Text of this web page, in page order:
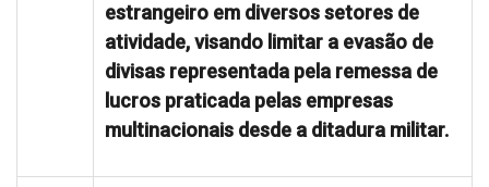
estrangeiro em diversos setores de
atividade, visando limitar a evasão de
divisas representada pela remessa de
lucros praticada pelas empresas
multinacionais desde a ditadura militar.